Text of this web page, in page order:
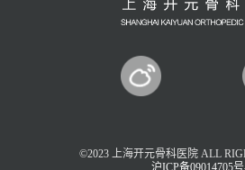
©2023 上海开元骨科医院 ALL
沪ICP备09014705